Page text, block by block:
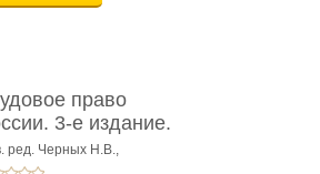
право
3-е издание.
для ...
ред. Черных Н.В.,
И.В.